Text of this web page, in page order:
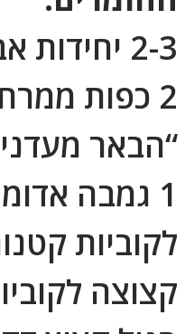
2-3 יחידות אבוקדו
2 כפות
“הבאר
1 גמבה
לקוביות
קצוצה